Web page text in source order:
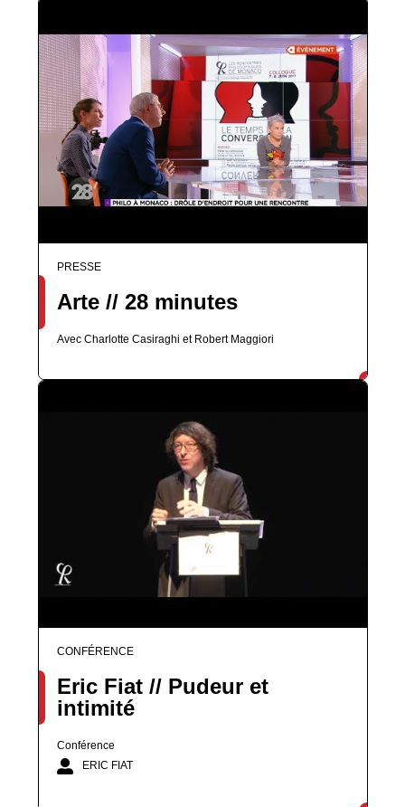
PRESSE
Arte // 28 minutes
Avec Charlotte Casiraghi et Robert Maggiori
CONFÉRENCE
Eric Fiat // Pudeur et
intimité
Conférence
ERIC FIAT